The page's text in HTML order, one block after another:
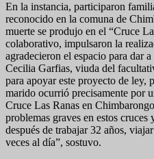
En la instancia, participaron
reconocido en la comuna de
muerte se produjo en el “Cruce
colaborativo, impulsaron la
agradecieron el espacio para dar
Cecilia Garfias, viuda del
para apoyar este proyecto de ley,
marido ocurrió precisamente por
Cruce Las Ranas en
problemas graves en estos
después de trabajar 32 años,
veces al día”, sostuvo.